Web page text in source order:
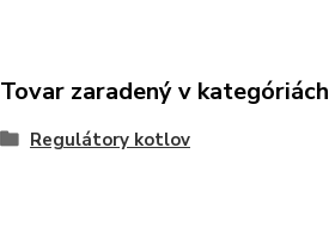
Tovar zaradený v kategóriách
Regulátory kotlov